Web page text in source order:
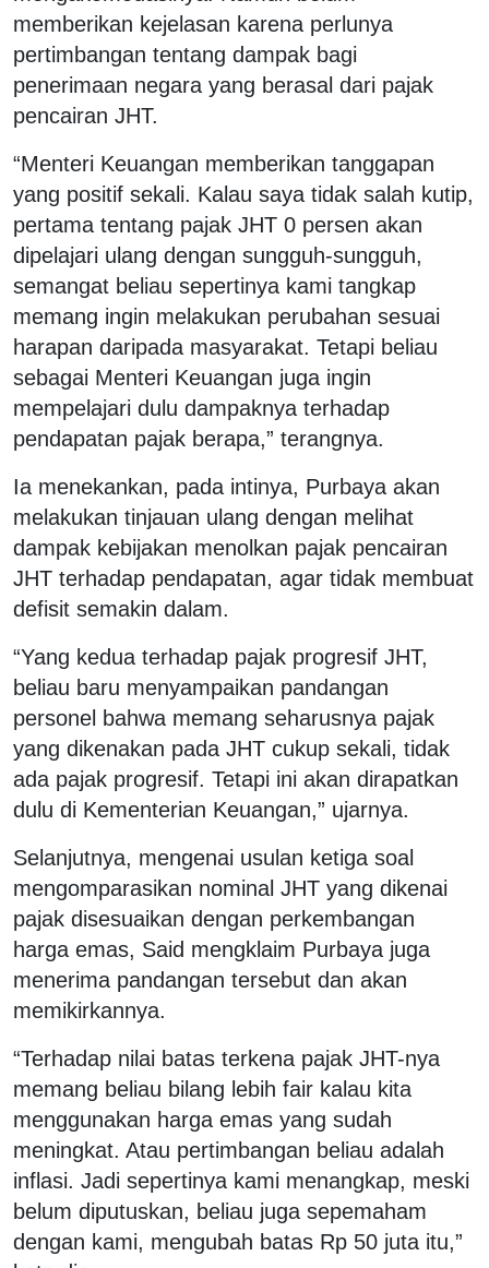
memberikan kejelasan karena perlunya
pertimbangan tentang dampak bagi
penerimaan negara yang berasal dari pajak
pencairan JHT.
“Menteri Keuangan memberikan tanggapan
yang positif sekali. Kalau saya tidak salah kutip,
pertama tentang pajak JHT 0 persen akan
dipelajari ulang dengan sungguh-sungguh,
semangat beliau sepertinya kami tangkap
memang ingin melakukan perubahan sesuai
harapan daripada masyarakat. Tetapi beliau
sebagai Menteri Keuangan juga ingin
mempelajari dulu dampaknya terhadap
pendapatan pajak berapa,” terangnya.
Ia menekankan, pada intinya, Purbaya akan
melakukan tinjauan ulang dengan melihat
dampak kebijakan menolkan pajak pencairan
JHT terhadap pendapatan, agar tidak membuat
defisit semakin dalam.
“Yang kedua terhadap pajak progresif JHT,
beliau baru menyampaikan pandangan
personel bahwa memang seharusnya pajak
yang dikenakan pada JHT cukup sekali, tidak
ada pajak progresif. Tetapi ini akan dirapatkan
dulu di Kementerian Keuangan,” ujarnya.
Selanjutnya, mengenai usulan ketiga soal
mengomparasikan nominal JHT yang dikenai
pajak disesuaikan dengan perkembangan
harga emas, Said mengklaim Purbaya juga
menerima pandangan tersebut dan akan
memikirkannya.
“Terhadap nilai batas terkena pajak JHT-nya
memang beliau bilang lebih fair kalau kita
menggunakan harga emas yang sudah
meningkat. Atau pertimbangan beliau adalah
inflasi. Jadi sepertinya kami menangkap, meski
belum diputuskan, beliau juga sepemaham
dengan kami, mengubah batas Rp 50 juta itu,”